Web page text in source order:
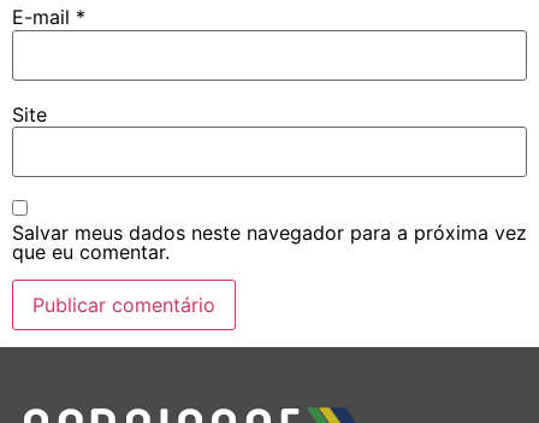
E-mail *
Site
Salvar meus dados neste navegador para a próxima vez
que eu comentar.